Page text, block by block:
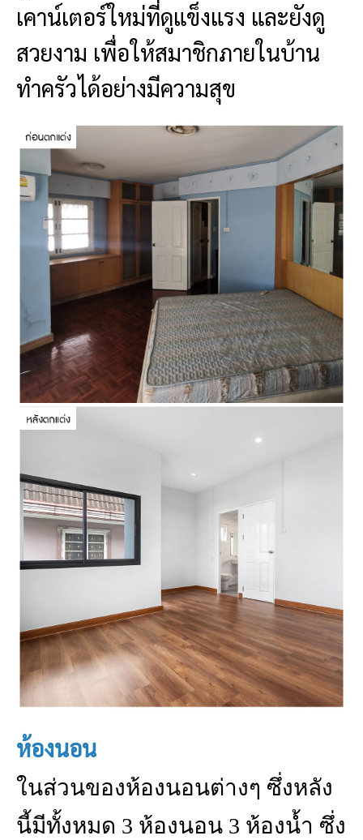
เคาน์เตอร์ใหม่ที่ดูแข็งแรง และยังดู
สวยงาม เพื่อให้สมาชิกภายในบ้าน
ทำครัวได้อย่างมีความสุข
ห้องนอน
ในส่วนของห้องนอนต่างๆ ซึ่งหลัง
นี้มีทั้งหมด 3 ห้องนอน 3 ห้องน้ำ ซึ่ง